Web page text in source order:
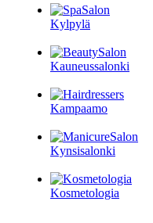
Kylpylä
Kauneussalonki
Kampaamo
Kynsisalonki
Kosmetologia